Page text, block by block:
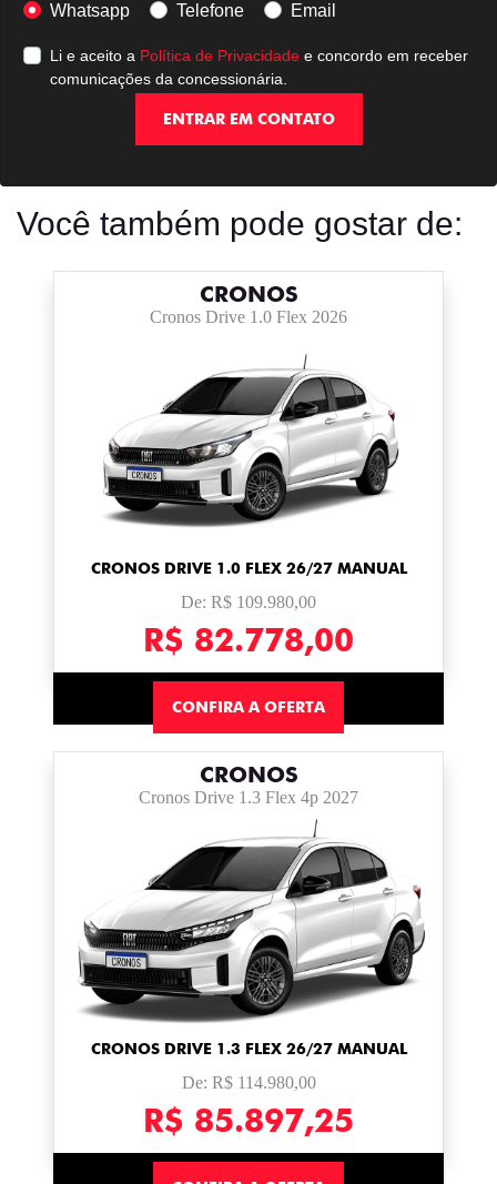
Whatsapp Telefone Email
Li e aceito a Política de Privacidade e concordo em receber
comunicações da concessionária.
ENTRAR EM CONTATO
Você também pode gostar de:
CRONOS
Cronos Drive 1.0 Flex 2026
CRONOS DRIVE 1.0 FLEX 26/27 MANUAL
De: R$ 109.980,00
R$ 82.778,00
CONFIRA A OFERTA
CRONOS
Cronos Drive 1.3 Flex 4p 2027
CRONOS DRIVE 1.3 FLEX 26/27 MANUAL
De: R$ 114.980,00
R$ 85.897,25